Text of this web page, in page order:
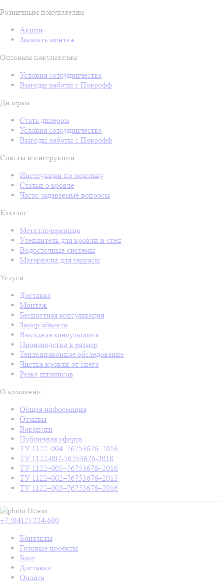
Розничным покупателям
Акции
Заказать монтаж
Оптовым покупателям
Условия сотрудничества
Выгоды работы с Покрофф
Дилерам
Стать дилером
Условия сотрудничества
Выгоды работы с Покрофф
Советы и инструкции
Инструкции по монтажу
Статьи о кровле
Часто задаваемые вопросы
Каталог
Металлочерепица
Утеплитель для кровли и стен
Водосточные системы
Материалы для террасы
Услуги
Доставка
Монтаж
Бесплатная консультация
Замер объекта
Выездная консультация
Производство в размер
Тепловизионное обследование
Чистка кровли от снега
Резка штрипсов
О компании
Общая информация
Отзывы
Вакансии
Публичная оферта
ТУ 1122–004–76753676–2016
ТУ 1122-007-76753676-2018
ТУ 1122–005–76753676–2016
ТУ 1122–002–76753676–2015
ТУ 1122–003–76753676–2016
Пенза
+7 (8412) 224-680
Контакты
Готовые проекты
Блог
Доставка
Оплата